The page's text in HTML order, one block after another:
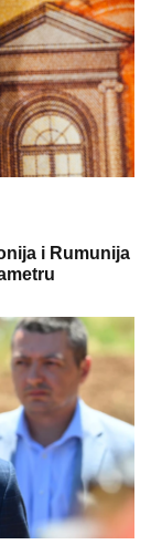
i Rumunija